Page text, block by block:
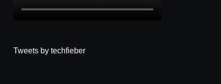
Tweets by techfieber